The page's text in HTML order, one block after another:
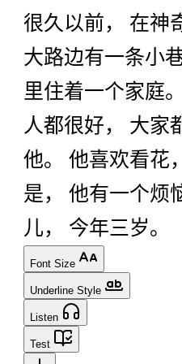
很久 以前， 在神
大路边有一条小
里住着一个家庭。
人都很好， 大家
他。 他喜欢看花，
是， 他有一个烦
儿， 今年三岁。
Font Size
Underline Style
Listen
Test